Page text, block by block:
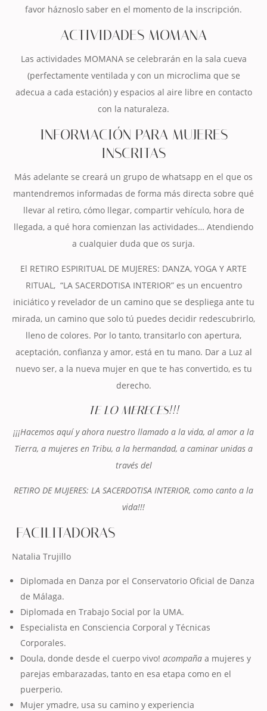
favor háznoslo saber en el momento de la inscripción.
ACTIVIDADES MOMANA
Las actividades MOMANA se celebrarán en la sala cueva
(perfectamente ventilada y con un microclima que se
adecua a cada estación) y espacios al aire libre en contacto
con la naturaleza.
INFORMACIÓN PARA MUJERES
INSCRITAS
Más adelante se creará un grupo de whatsapp en el que os
mantendremos informadas de forma más directa sobre qué
llevar al retiro, cómo llegar, compartir vehículo, hora de
llegada, a qué hora comienzan las actividades… Atendiendo
a cualquier duda que os surja.
El RETIRO ESPIRITUAL DE MUJERES: DANZA, YOGA Y ARTE
RITUAL, “LA SACERDOTISA INTERIOR” es un encuentro
iniciático y revelador de un camino que se despliega ante tu
mirada, un camino que solo tú puedes decidir redescubrirlo,
lleno de colores. Por lo tanto, transitarlo con apertura,
aceptación, confianza y amor, está en tu mano. Dar a Luz al
nuevo ser, a la nueva mujer en que te has convertido, es tu
derecho.
TE LO MERECES!!!
¡¡¡Hacemos aquí y ahora nuestro llamado a la vida, al amor a la
Tierra, a mujeres en Tribu, a la hermandad, a caminar unidas a
través del
RETIRO DE MUJERES: LA SACERDOTISA INTERIOR, como canto a la
vida!!!
FACILITADORAS
Natalia Trujillo
Diplomada en Danza por el Conservatorio Oficial de Danza
de Málaga.
Diplomada en Trabajo Social por la UMA.
Especialista en Consciencia Corporal y Técnicas
Corporales.
Doula, donde desde el cuerpo vivo! acompaña a mujeres y
parejas embarazadas, tanto en esa etapa como en el
puerperio.
Mujer ymadre, usa su camino y experiencia